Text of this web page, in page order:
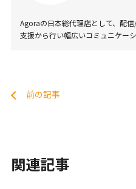
Agoraの日本総代理店として、配
支援から行い幅広いコミュニケー
前の記事
関連記事